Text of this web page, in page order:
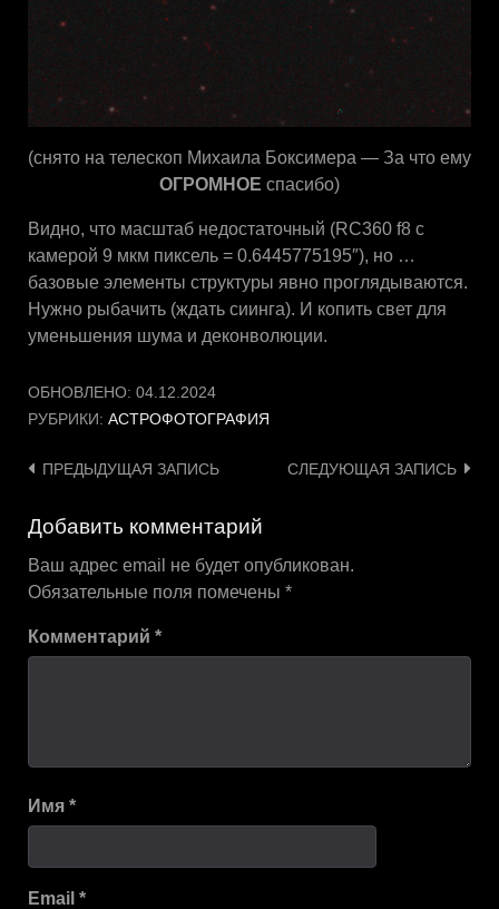
(снято на телескоп Михаила Боксимера — За что ему
ОГРОМНОЕ спасибо)
Видно, что масштаб недостаточный (RC360 f8 с
камерой 9 мкм пиксель = 0.6445775195″), но …
базовые элементы структуры явно проглядываются.
Нужно рыбачить (ждать сиинга). И копить свет для
уменьшения шума и деконволюции.
ОБНОВЛЕНО: 04.12.2024
РУБРИКИ: АСТРОФОТОГРАФИЯ
Навигация
записям
ПРЕДЫДУЩАЯ ЗАПИСЬ СЛЕДУЮЩАЯ ЗАПИСЬ
Добавить комментарий
Ваш адрес email не будет опубликован.
Обязательные поля помечены *
Комментарий *
Имя *
Email *